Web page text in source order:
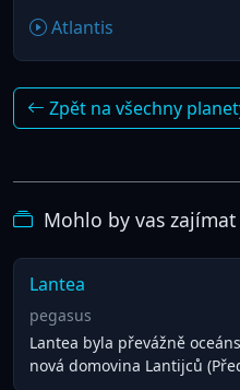
Atlantis
Zpět na všechny
Mohlo by vas zajímat
Lantea
pegasus
Lantea byla převážně
nová domovina Lantijců